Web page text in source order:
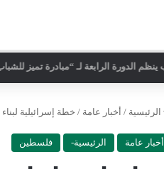
الدورة الرابعة لـ “مبادرة تميز
الرئيسية / أخبار عامة / خطة إسرائيلية لبناء 2721 وحدة استيطانية في الضفة
أخبار عامة الرئيسية- فلسطين